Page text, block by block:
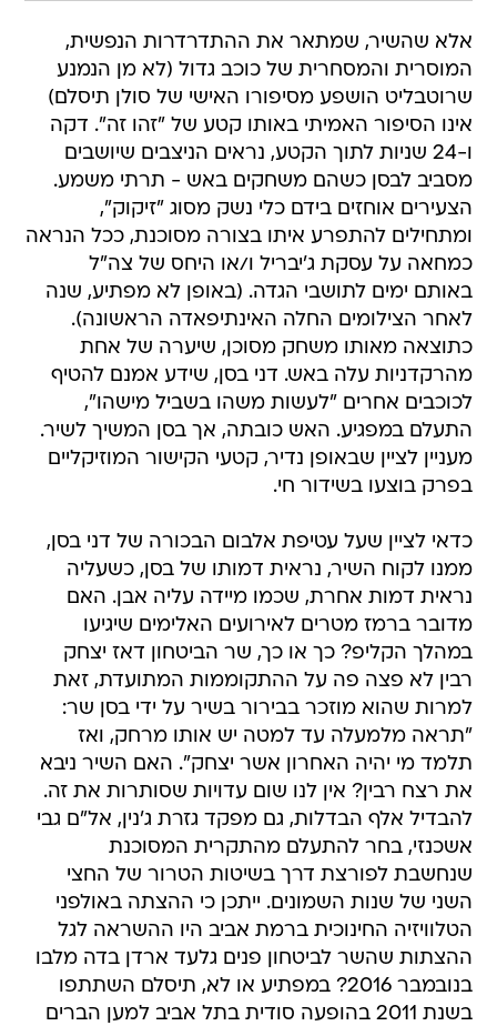
אלא שהשיר, שמתאר את ההתדרדרות הנפשית,
המוסרית והמסחרית של כוכב גדול (לא מן הנמנע
שרוטבליט הושפע מסיפורו האישי של סולן תיסלם)
אינו הסיפור האמיתי באותו קטע של "זהו זה". דקה
ו-24 שניות לתוך הקטע, נראים הניצבים שיושבים
מסביב לבסן כשהם משחקים באש - תרתי משמע.
הצעירים אוחזים בידם כלי נשק מסוג "זיקוק",
ומתחילים להתפרע איתו בצורה מסוכנת, ככל הנראה
כמחאה על עסקת ג'יבריל ו/או היחס של צה"ל
באותם ימים לתושבי הגדה. (באופן לא מפתיע, שנה
לאחר הצילומים החלה האינתיפאדה הראשונה).
כתוצאה מאותו משחק מסוכן, שיערה של אחת
מהרקדניות עלה באש. דני בסן, שידע אמנם להטיף
לכוכבים אחרים "לעשות משהו בשביל מישהו",
התעלם במפגיע. האש כובתה, אך בסן המשיך לשיר.
מעניין לציין שבאופן נדיר, קטעי הקישור המוזיקליים
בפרק בוצעו בשידור חי.
כדאי לציין שעל עטיפת אלבום הבכורה של דני בסן,
ממנו לקוח השיר, נראית דמותו של בסן, כשעליה
נראית דמות אחרת, שכמו מיידה עליה אבן. האם
מדובר ברמז מטרים לאירועים האלימים שיגיעו
במהלך הקליפ? כך או כך, שר הביטחון דאז יצחק
רבין לא פצה פה על ההתקוממות המתועדת, זאת
למרות שהוא מוזכר בבירור בשיר על ידי בסן שר:
"תראה מלמעלה עד למטה יש אותו מרחק, ואז
תלמד מי יהיה האחרון אשר יצחק". האם השיר ניבא
את רצח רבין? אין לנו שום עדויות שסותרות את זה.
להבדיל אלף הבדלות, גם מפקד גזרת ג'נין, אל"ם גבי
אשכנזי, בחר להתעלם מהתקרית המסוכנת
שנחשבת לפורצת דרך בשיטות הטרור של החצי
השני של שנות השמונים. ייתכן כי ההצתה באולפני
הטלוויזיה החינוכית ברמת אביב היו ההשראה לגל
ההצתות שהשר לביטחון פנים גלעד ארדן בדה מלבו
בנובמבר 2016? במפתיע או לא, תיסלם השתתפו
בשנת 2011 בהופעה סודית בתל אביב למען הברים